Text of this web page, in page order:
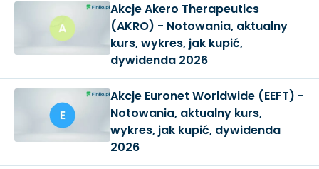
Akcje Akero Therapeutics
(AKRO) - Notowania, aktualny
kurs, wykres, jak kupić,
dywidenda 2026
Akcje Euronet Worldwide (EEFT) -
Notowania, aktualny kurs,
wykres, jak kupić, dywidenda
2026